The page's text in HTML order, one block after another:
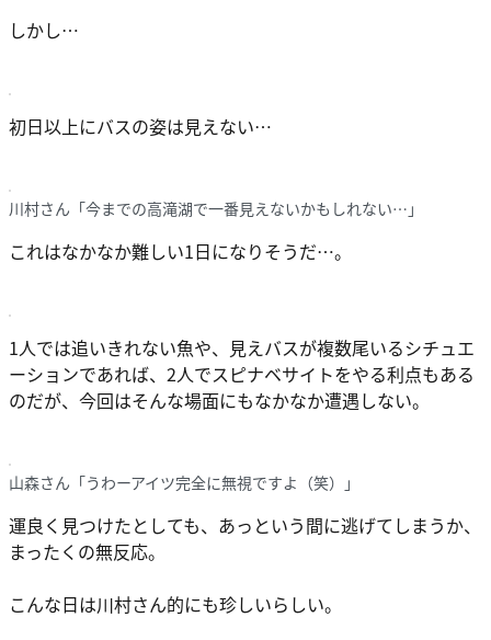
しかし…
初日以上にバスの姿は見えない…
川村さん「今までの高滝湖で一番見えないかもしれない…」
これはなかなか難しい1日になりそうだ…。
1人では追いきれない魚や、見えバスが複数尾いるシチュエ
ーションであれば、2人でスピナベサイトをやる利点もある
のだが、今回はそんな場面にもなかなか遭遇しない。
山森さん「うわーアイツ完全に無視ですよ（笑）」
運良く見つけたとしても、あっという間に逃げてしまうか、
まったくの無反応。
こんな日は川村さん的にも珍しいらしい。